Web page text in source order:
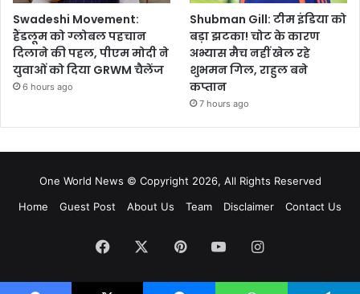
Swadeshi Movement:
हैंडलूम को ग्लोबल पहचान
दिलाने की पहल, पीएम मोदी ने
युवाओं को दिया GRWM चैलेंज
6 hours ago
Shubman Gill: टीम इंडिया को
बड़ा झटका! चोट के कारण
अभ्यास मैच नहीं खेल रहे
शुभमन गिल, राहुल बने
कप्तान
7 hours ago
One World News © Copyright 2026, All Rights Reserved
Home
Guest Post About Us Team Disclaimer Contact Us
Facebook PinterestYouTubeInstagram